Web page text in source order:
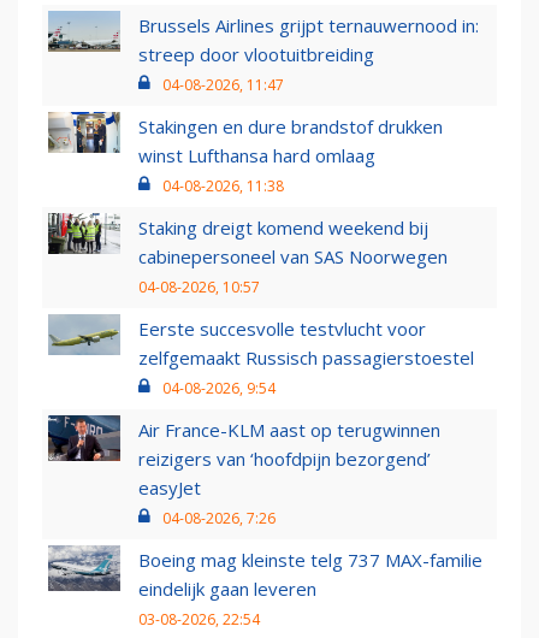
Brussels Airlines grijpt ternauwernood in:
streep door vlootuitbreiding
04-08-2026, 11:47
Stakingen en dure brandstof drukken
winst Lufthansa hard omlaag
04-08-2026, 11:38
Staking dreigt komend weekend bij
cabinepersoneel van SAS Noorwegen
04-08-2026, 10:57
Eerste succesvolle testvlucht voor
zelfgemaakt Russisch passagierstoestel
04-08-2026, 9:54
Air France-KLM aast op terugwinnen
reizigers van ‘hoofdpijn bezorgend’
easyJet
04-08-2026, 7:26
Boeing mag kleinste telg 737 MAX-familie
eindelijk gaan leveren
03-08-2026, 22:54